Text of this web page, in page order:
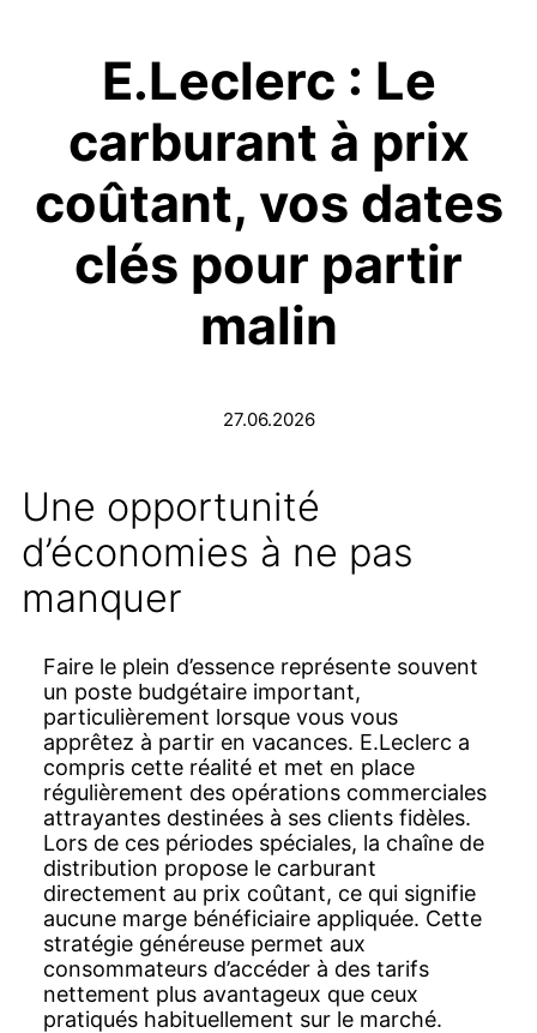
E.Leclerc : Le
carburant à prix
coûtant, vos dates
clés pour partir
malin
27.06.2026
Une opportunité
d’économies à ne pas
manquer
Faire le plein d’essence représente souvent
un poste budgétaire important,
particulièrement lorsque vous vous
apprêtez à partir en vacances. E.Leclerc a
compris cette réalité et met en place
régulièrement des opérations commerciales
attrayantes destinées à ses clients fidèles.
Lors de ces périodes spéciales, la chaîne de
distribution propose le carburant
directement au prix coûtant, ce qui signifie
aucune marge bénéficiaire appliquée. Cette
stratégie généreuse permet aux
consommateurs d’accéder à des tarifs
nettement plus avantageux que ceux
pratiqués habituellement sur le marché.